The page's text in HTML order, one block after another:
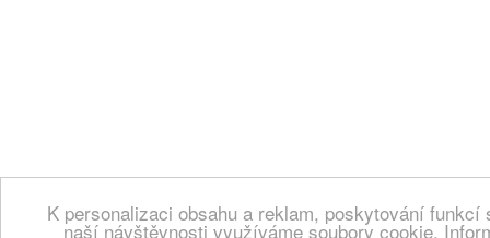
K personalizaci obsahu a reklam, poskytování
naší návštěvnosti využíváme soubory cookie.